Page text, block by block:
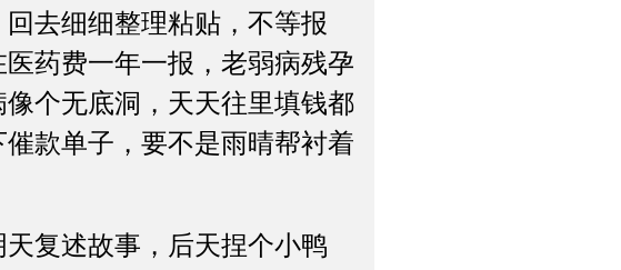
去细细整理粘贴，不等报
药费一年一报，老弱病残孕
个无底洞，天天往里填钱都
款单子，要不是雨晴帮衬着
复述故事，后天捏个小鸭